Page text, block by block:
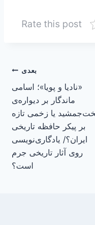
Rate this post
بعدی
«نادیا و پویا»؛ اسامی
ماندگار بر دیواره‌ی
یا زخمی تازه
بر پیکر حافظه تاریخی
ایران؟/ یادگاری‌نویسی
روی آثار تاریخی جرم
است؟